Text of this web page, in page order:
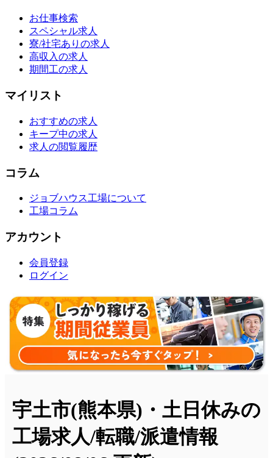
お仕事検索
スペシャル求人
寮/社宅ありの求人
高収入の求人
期間工の求人
マイリスト
おすすめの求人
キープ中の求人
求人の閲覧履歴
コラム
ジョブハウス工場について
工場コラム
アカウント
会員登録
ログイン
宇土市(熊本県)・土日休みの
工場求人/転職/派遣情報